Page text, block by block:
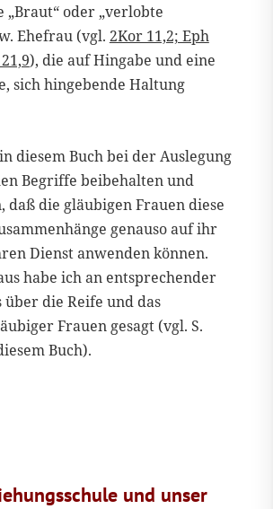
oder „verlobte
Ehefrau (vgl. 2Kor 11,2; Eph
), die auf Hingabe und eine
sich hingebende Haltung
diesem Buch bei der Auslegung
Begriffe beibehalten und
daß die gläubigen Frauen diese
genauso auf ihr
Dienst anwenden können.
habe ich an entsprechender
über die Reife und das
Frauen gesagt (vgl. S.
Buch).
und unser